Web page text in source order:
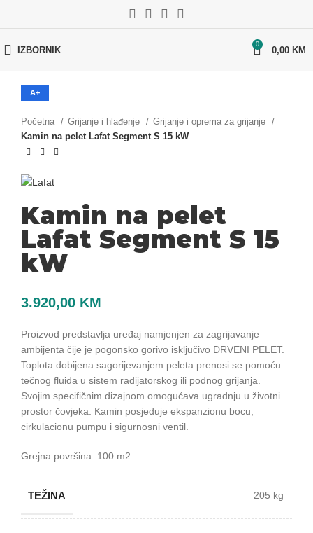
IZBORNIK
0
0,00 KM
A+
Početna Grijanje i hlađenje
Grijanje i oprema za grijanje
Kamin na pelet Lafat Segment S 15 kW
Kamin na pelet
Lafat Segment S 15
kW
3.920,00 KM
Proizvod predstavlja uređaj namjenjen za zagrijavanje
ambijenta čije je pogonsko gorivo isključivo DRVENI PELET.
Toplota dobijena sagorijevanjem peleta prenosi se pomoću
tečnog fluida u sistem radijatorskog ili podnog grijanja.
Svojim specifičnim dizajnom omogućava ugradnju u životni
prostor čovjeka. Kamin posjeduje ekspanzionu bocu,
cirkulacionu pumpu i sigurnosni ventil.
Grejna površina: 100 m2.
TEŽINA 205 kg